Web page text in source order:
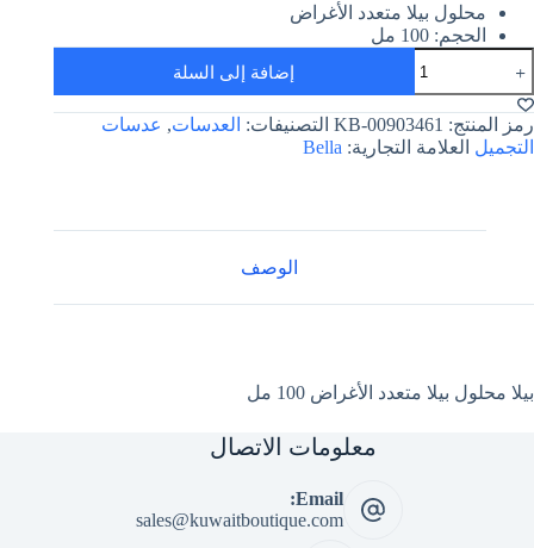
محلول بيلا متعدد الأغراض
الحجم: 100 مل
بيلا
محلول
بيلا
متعدد
إضافة إلى السلة
رمز المنتج: KB-00903461 التصنيفات: العدسات, عدسات
التجميل العلامة التجارية: Bella
الوصف
بيلا محلول بيلا متعدد الأغراض 100 مل
معلومات الاتصال
Email:
sales@kuwaitboutique.com